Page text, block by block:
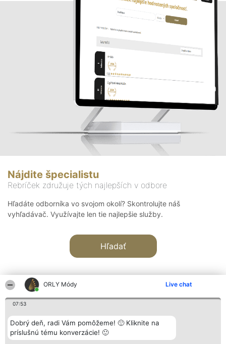
ORLY Módy Live chat
07:53
Dobrý deň, radi Vám pomôžeme! 🙂 Kliknite na
príslušnú tému konverzácie! 🙂
Nájdite špecialistu
Rebríček združuje tých najlepších v odbore
Hľadáte odborníka vo svojom okolí? Skontrolujte náš
vyhľadávač. Využívajte len tie najlepšie služby.
Hľadať
Organizátor hodnotenia
Bright Side Solutions sp. z o.
o. sp. k.
Hodnotenie
Laureáti
Lista
Kontakt
Kontakt